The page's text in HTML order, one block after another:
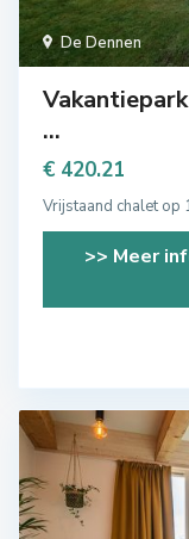
De Dennen
...
€ 420.21
Vrijstaand chalet op
>> Meer